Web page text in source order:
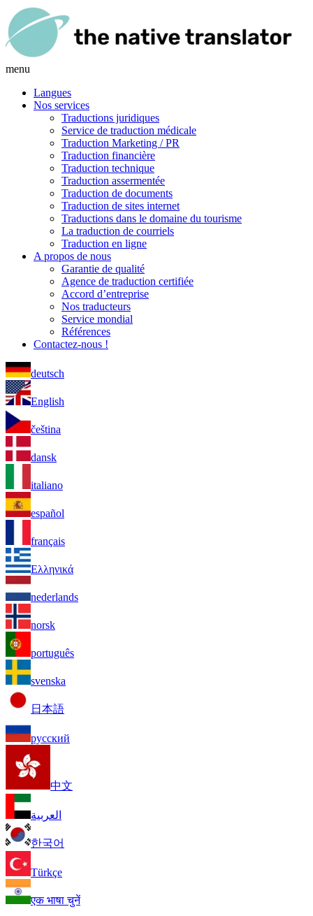
menu
Langues
Nos services
Traductions juridiques
Service de traduction médicale
Traduction Marketing / PR
Traduction financière
Traduction technique
Traduction assermentée
Traduction de documents
Traduction de sites internet
Traductions dans le domaine du tourisme
La traduction de courriels
Traduction en ligne
A propos de nous
Garantie de qualité
Agence de traduction certifiée
Accord d’entreprise
Nos traducteurs
Service mondial
Références
Contactez-nous !
deutsch
English
čeština
dansk
italiano
español
français
Ελληνικά
nederlands
norsk
português
svenska
日本語
русский
中文
العربية
한국어
Türkçe
एक भाषा चुनें